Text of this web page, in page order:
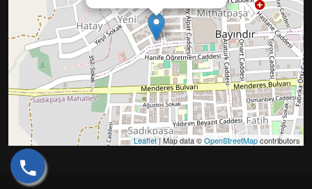
Leaflet| Map data ©OpenStreetMapcontributors